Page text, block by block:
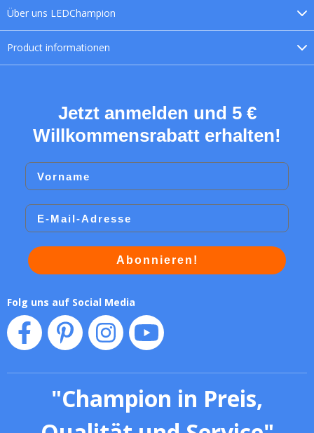
Über uns LEDChampion
Product informationen
Jetzt anmelden und 5 €
Willkommensrabatt erhalten!
Vorname
Email
Abonnieren!
Folg uns auf Social Media
"Champion in Preis,